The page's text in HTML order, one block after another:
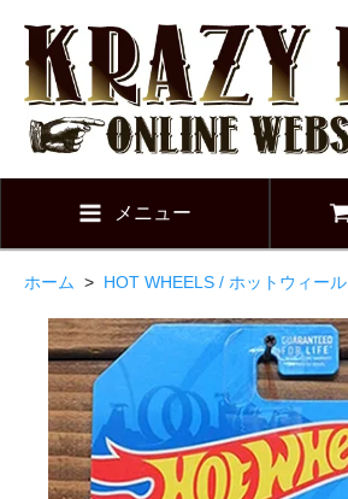
メニュー
ホーム > HOT WHEELS / ホットウィール